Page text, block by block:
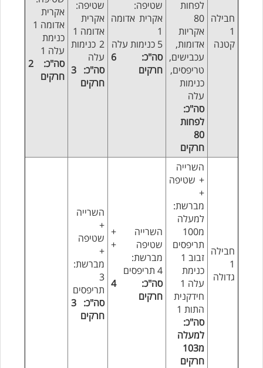
חבילה
1
קטנה
לפחות
80
אקריות
אדומות,
עכבישים,
טריפסים,
כנימות
עלה
סה"כ:
לפחות
80
חרקים
שטיפה:
אקרית אדומה
1
5 כנימות עלה
סה"כ: 6
חרקים
שטיפה:
אקרית
אדומה 1
2 כנימות
עלה
סה"כ: 3
חרקים
אקרית
אדומה 1
כנימת
עלה 1
סה"כ: 2
חרקים
חבילה
1
גדולה
השרייה
+ שטיפה
+
מברשת:
למעלה
מ100
תריפסים
זבוב 1
כנימת
עלה 1
חידקנית
התות 1
סה"כ:
למעלה
מ103
חרקים
השרייה +
שטיפה +
מברשת:
4 תריפסים
סה"כ: 4
חרקים
השרייה
+
שטיפה
+
מברשת:
3
תריפסים
סה"כ: 3
חרקים